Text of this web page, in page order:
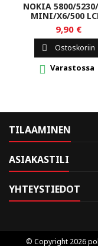
NOKIA 5800/
MINI/X6/500
NÄYTTÖ
9,90 €
 Ostoskoriin
 Varastossa
TILAAMINEN
ASIAKASTILI
YHTEYSTIEDOT
© Copyright 2026